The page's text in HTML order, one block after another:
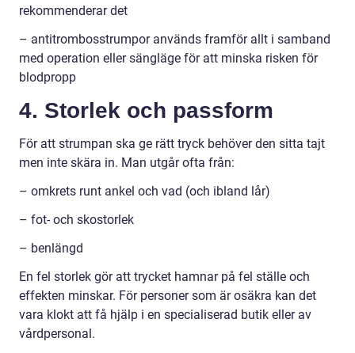
rekommenderar det
– antitrombosstrumpor används framför allt i samband
med operation eller sängläge för att minska risken för
blodpropp
4. Storlek och passform
För att strumpan ska ge rätt tryck behöver den sitta tajt
men inte skära in. Man utgår ofta från:
– omkrets runt ankel och vad (och ibland lår)
– fot- och skostorlek
– benlängd
En fel storlek gör att trycket hamnar på fel ställe och
effekten minskar. För personer som är osäkra kan det
vara klokt att få hjälp i en specialiserad butik eller av
vårdpersonal.